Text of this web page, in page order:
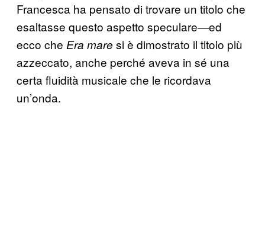
Francesca ha pensato di trovare un titolo che
esaltasse questo aspetto speculare—ed
ecco che Era mare si è dimostrato il titolo più
azzeccato, anche perché aveva in sé una
certa fluidità musicale che le ricordava
un’onda.